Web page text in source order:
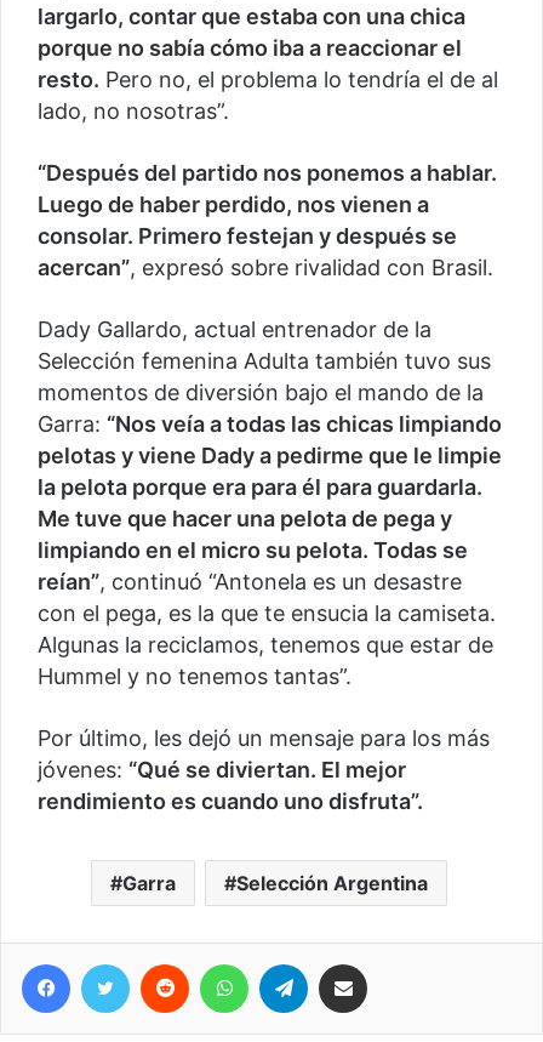
largarlo, contar que estaba con una chica
porque no sabía cómo iba a reaccionar el
resto. Pero no, el problema lo tendría el de al
lado, no nosotras”.
“Después del partido nos ponemos a hablar.
Luego de haber perdido, nos vienen a
consolar. Primero festejan y después se
acercan”, expresó sobre rivalidad con Brasil.
Dady Gallardo, actual entrenador de la
Selección femenina Adulta también tuvo sus
momentos de diversión bajo el mando de la
Garra: “Nos veía a todas las chicas limpiando
pelotas y viene Dady a pedirme que le limpie
la pelota porque era para él para guardarla.
Me tuve que hacer una pelota de pega y
limpiando en el micro su pelota. Todas se
reían”, continuó “Antonela es un desastre
con el pega, es la que te ensucia la camiseta.
Algunas la reciclamos, tenemos que estar de
Hummel y no tenemos tantas”.
Por último, les dejó un mensaje para los más
jóvenes: “Qué se diviertan. El mejor
rendimiento es cuando uno disfruta”.
Garra Selección Argentina
Facebook
Twitter Reddit WhatsAppTelegram